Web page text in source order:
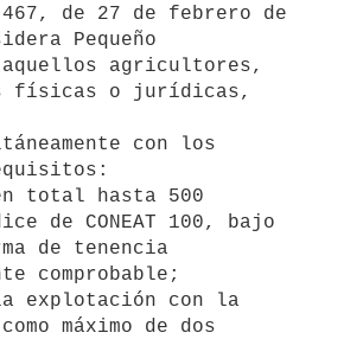
de 27 de febrero de
Pequeño
agricultores,
físicas o jurídicas,
con los
total hasta 500
de CONEAT 100, bajo
de tenencia
comprobable;
explotación con la
máximo de dos